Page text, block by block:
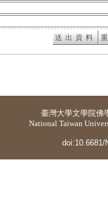
臺灣大學文學院佛
National Taiwan
doi:10.6681/